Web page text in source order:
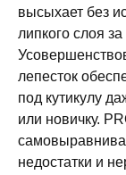
высыхает без
липкого слоя
лепесток
под кутикулу
или новичку.
недостатки и